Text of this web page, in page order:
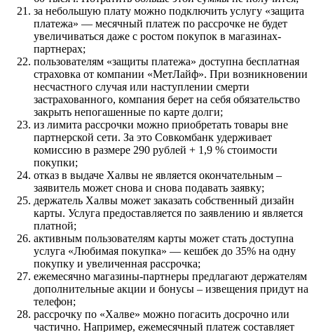
за небольшую плату можно подключить услугу «защита
платежа» — месячный платеж по рассрочке не будет
увеличиваться даже с ростом покупок в магазинах-
партнерах;
пользователям «защиты платежа» доступна бесплатная
страховка от компании «МетЛайф». При возникновении
несчастного случая или наступлении смерти
застрахованного, компания берет на себя обязательство
закрыть непогашенные по карте долги;
из лимита рассрочки можно приобретать товары вне
партнерской сети. За это Совкомбанк удерживает
комиссию в размере 290 рублей + 1,9 % стоимости
покупки;
отказ в выдаче Халвы не является окончательным –
заявитель может снова и снова подавать заявку;
держатель Халвы может заказать собственный дизайн
карты. Услуга предоставляется по заявлению и является
платной;
активным пользователям карты может стать доступна
услуга «Любимая покупка» — кешбек до 35% на одну
покупку и увеличенная рассрочка;
ежемесячно магазины-партнеры предлагают держателям
дополнительные акции и бонусы – извещения придут на
телефон;
рассрочку по «Халве» можно погасить досрочно или
частично. Например, ежемесячный платеж составляет